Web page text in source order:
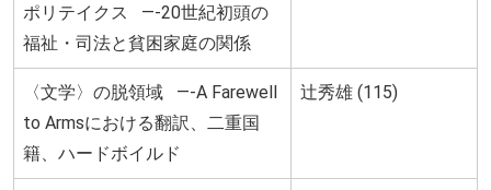
ポリテイクス —-20世紀初頭の
福祉・司法と貧困家庭の関係
〈文学〉の脱領域 —-A Farewell
to Armsにおける翻訳、二重国
籍、ハードボイルド
辻秀雄 (115)